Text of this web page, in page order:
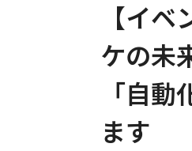
【イ
ケの
「自
ます